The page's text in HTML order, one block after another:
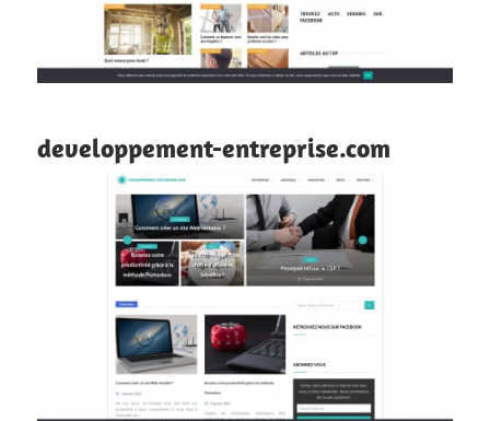
developpement-entreprise.com